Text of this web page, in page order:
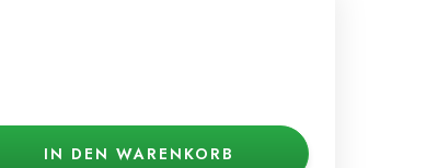
IN DEN WARENKORB